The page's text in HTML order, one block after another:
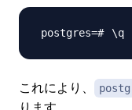
\
これにより、